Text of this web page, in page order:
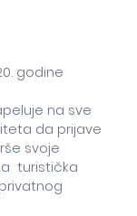
godine
na sve
da prijave
svoje
turistička